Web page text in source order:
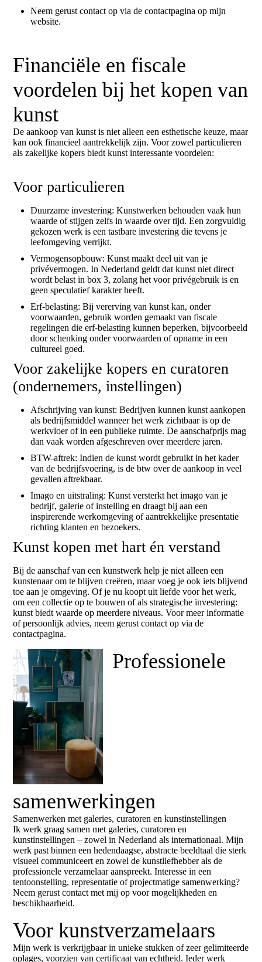
Neem gerust contact op via de contactpagina op mijn
website.
Financiële en fiscale
voordelen bij het kopen van
kunst
De aankoop van kunst is niet alleen een esthetische keuze, maar
kan ook financieel aantrekkelijk zijn. Voor zowel particulieren
als zakelijke kopers biedt kunst interessante voordelen:
Voor particulieren
Duurzame investering: Kunstwerken behouden vaak hun
waarde of stijgen zelfs in waarde over tijd. Een zorgvuldig
gekozen werk is een tastbare investering die tevens je
leefomgeving verrijkt.
Vermogensopbouw: Kunst maakt deel uit van je
privévermogen. In Nederland geldt dat kunst niet direct
wordt belast in box 3, zolang het voor privégebruik is en
geen speculatief karakter heeft.
Erf-belasting: Bij vererving van kunst kan, onder
voorwaarden, gebruik worden gemaakt van fiscale
regelingen die erf-belasting kunnen beperken, bijvoorbeeld
door schenking onder voorwaarden of opname in een
cultureel goed.
Voor zakelijke kopers en curatoren
(ondernemers, instellingen)
Afschrijving van kunst: Bedrijven kunnen kunst aankopen
als bedrijfsmiddel wanneer het werk zichtbaar is op de
werkvloer of in een publieke ruimte. De aanschafprijs mag
dan vaak worden afgeschreven over meerdere jaren.
BTW-aftrek: Indien de kunst wordt gebruikt in het kader
van de bedrijfsvoering, is de btw over de aankoop in veel
gevallen aftrekbaar.
Imago en uitstraling: Kunst versterkt het imago van je
bedrijf, galerie of instelling en draagt bij aan een
inspirerende werkomgeving of aantrekkelijke presentatie
richting klanten en bezoekers.
Kunst kopen met hart én verstand
Bij de aanschaf van een kunstwerk help je niet alleen een
kunstenaar om te blijven creëren, maar voeg je ook iets blijvend
toe aan je omgeving. Of je nu koopt uit liefde voor het werk,
om een collectie op te bouwen of als strategische investering:
kunst biedt waarde op meerdere niveaus. Voor meer informatie
of persoonlijk advies, neem gerust contact op via de
contactpagina.
Professionele
samenwerkingen
Samenwerken met galeries, curatoren en kunstinstellingen
Ik werk graag samen met galeries, curatoren en
kunstinstellingen – zowel in Nederland als internationaal. Mijn
werk past binnen een hedendaagse, abstracte beeldtaal die sterk
visueel communiceert en zowel de kunstliefhebber als de
professionele verzamelaar aanspreekt. Interesse in een
tentoonstelling, representatie of projectmatige samenwerking?
Neem gerust contact met mij op voor mogelijkheden en
beschikbaarheid.
Voor kunstverzamelaars
Mijn werk is verkrijgbaar in unieke stukken of zeer gelimiteerde
oplages, voorzien van certificaat van echtheid. Ieder werk